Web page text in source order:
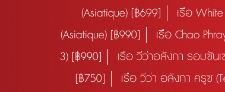
(Asiatique) [฿699]
เรือ
(Asiatique) [฿990]
เรือ Chao
3) [฿990]
เรือ วีว่าอลังกา รอบซัน
[฿750]
เรือ วีว่า อลังกา ครูซ